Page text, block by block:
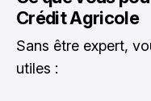
Crédit Agricole
Sans être expert,
utiles :